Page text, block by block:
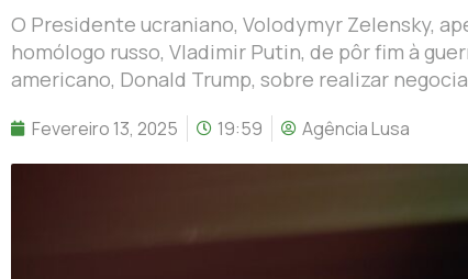
O Presidente ucraniano, Volodymyr Zelensky,
homólogo russo, Vladimir Putin, de pôr fim à
americano, Donald Trump, sobre realizar
Fevereiro 13, 2025 19:59 Agência Lusa